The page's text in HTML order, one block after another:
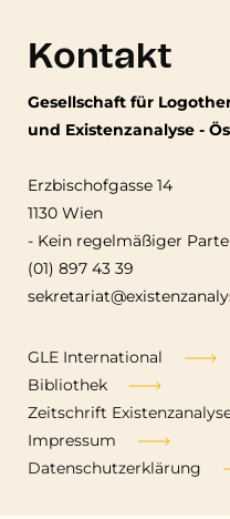
Kontakt
Gesellschaft für
und Existenzanalyse -
Erzbischofgasse 14
1130 Wien
- Kein regelmäßiger
(01) 897 43 39
GLE International
Bibliothek
Zeitschrift
Impressum
Datenschutzerklärung